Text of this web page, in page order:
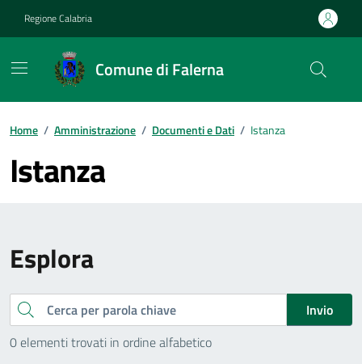
Regione Calabria
Comune di Falerna
Home / Amministrazione / Documenti e Dati / Istanza
Istanza
Esplora
Cerca
Invio
0 elementi trovati in ordine alfabetico